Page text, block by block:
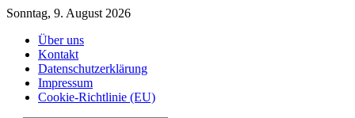
Sonntag, 9. August 2026
Über uns
Kontakt
Datenschutzerklärung
Impressum
Cookie-Richtlinie (EU)